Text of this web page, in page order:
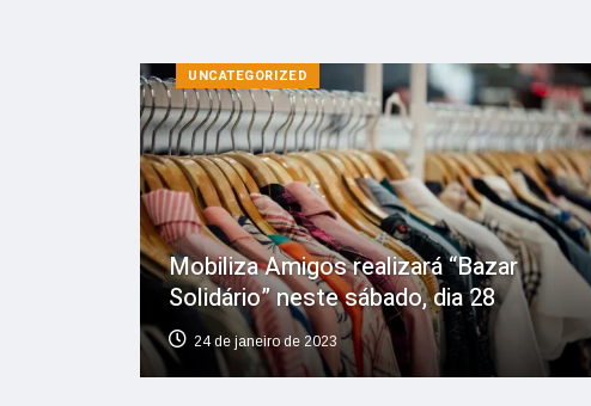
UNCATEGORIZED
Mobiliza Amigos realizará “Bazar
Solidário” neste sábado, dia 28
24 de janeiro de 2023